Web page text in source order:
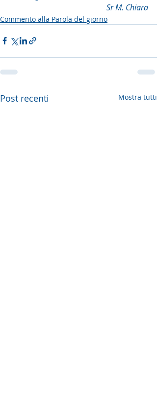
Sr M. Chiara
Commento alla Parola del giorno
Post recenti Mostra tutti